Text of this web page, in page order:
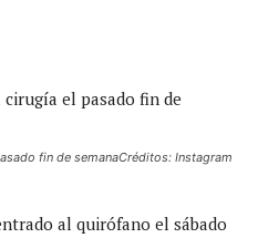
fin de semanaCréditos: Instagram
al quirófano el sábado